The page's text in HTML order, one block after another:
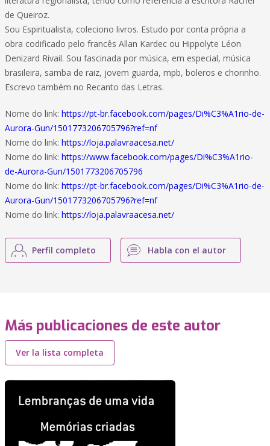
de Queiroz.
Sou Espiritualista, coleciono livros. Estudo por conta própria a
obra codificado pelo francês Allan Kardec ou Hippolyte Léon
Denizard Rivail. Sou fascinada por música, em especial, música
brasileira, samba de raiz, jovem guarda, mpb, boleros e chorinho.
Escrevo também no Recanto das Letras.
Nome do link: https://pt-br.facebook.com/pages/Di%C3%A1rio-de-
Aurora-Gun/1501773206705796?ref=nf
Nome do link: https://loja.palavraacesa.net/
Nome do link: https://www.facebook.com/pages/Di%C3%A1rio-
de-Aurora-Gun/1501773206705796
Nome do link: https://pt-br.facebook.com/pages/Di%C3%A1rio-de-
Aurora-Gun/1501773206705796?ref=nf
Nome do link: https://loja.palavraacesa.net/
Perfil completo Habla con el autor
Más publicaciones de este autor
Ver la lista completa